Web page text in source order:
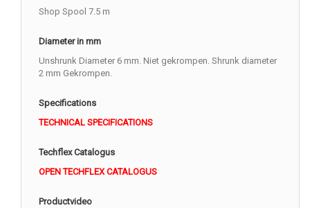
Shop Spool 7.5 m
Diameter in mm
Unshrunk Diameter 6 mm. Niet gekrompen. Shrunk diameter
2 mm Gekrompen.
Specifications
TECHNICAL SPECIFICATIONS
Techflex Catalogus
OPEN TECHFLEX CATALOGUS
Productvideo